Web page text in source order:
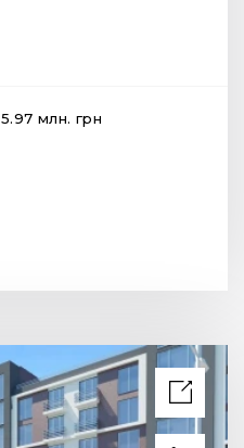
5.97 млн. грн